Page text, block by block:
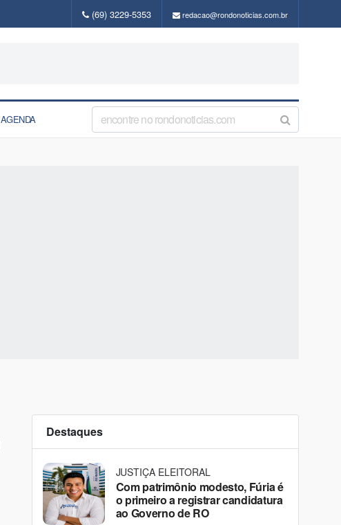
(69) 3229-5353 redacao@rondonoticias.com.br
AGENDA
Destaques
JUSTIÇA ELEITORAL
Com patrimônio modesto, Fúria é
o primeiro a registrar candidatura
ao Governo de RO